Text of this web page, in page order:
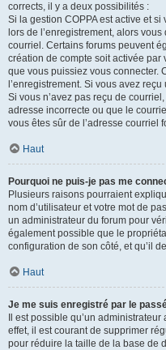
corrects, il y a deux possibilités :
Si la gestion COPPA est active et
lors de l’enregistrement, alors
courriel. Certains forums peuvent
création de compte soit activée
que vous puissiez vous connecter.
l’enregistrement. Si vous avez
Si vous n’avez pas reçu de
adresse incorrecte ou que le
vous êtes sûr de l’adresse courriel
Haut
Pourquoi ne puis-je pas me
Plusieurs raisons pourraient
nom d’utilisateur et votre mot de
un administrateur du forum pour
également possible que le
configuration de son côté, et qu’il
Haut
Je me suis enregistré par le
Il est possible qu’un
effet, il est courant de supprimer
pour réduire la taille de la base de